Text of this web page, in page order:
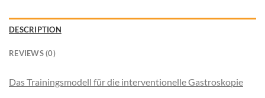
DESCRIPTION
REVIEWS (0)
Das Trainingsmodell für die interventionelle Gastroskopie